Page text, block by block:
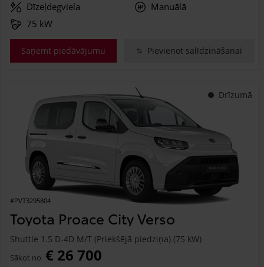
Dīzeļdegviela
Manuālā
75 kW
Saņemt piedāvājumu Pievienot salīdzināšanai
Drīzumā
#PVT3295804
Toyota Proace City Verso
Shuttle 1.5 D-4D M/T (Priekšējā piedziņa) (75 kW)
Sākot no € 26 700